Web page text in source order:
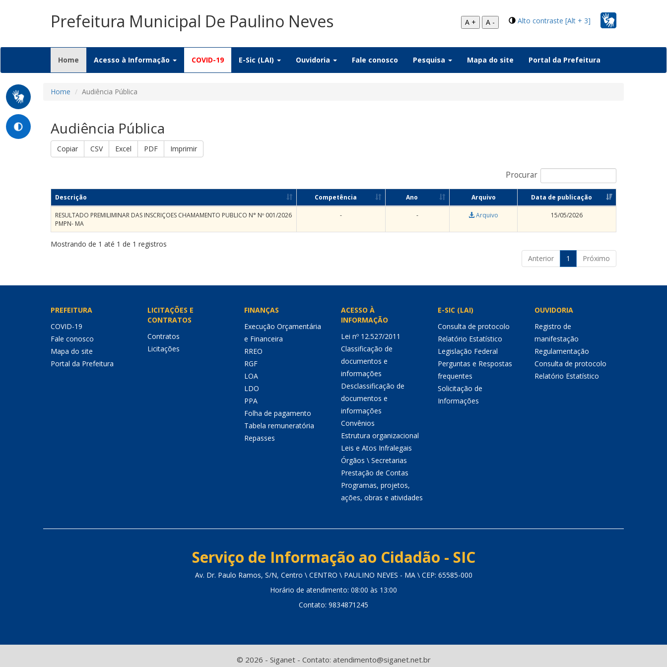
Prefeitura Municipal De Paulino Neves Alto contraste [Alt + 3]
A + A -
Home (current)
Acesso à Informação COVID-19 E-Sic (LAI) Ouvidoria Fale conosco Pesquisa Mapa do site Portal da Prefeitura
Home Audiência Pública
Audiência Pública
Copiar CSV Excel PDF Imprimir
Procurar
Descrição Competência Ano Arquivo Data de publicação
RESULTADO PREMILIMINAR DAS INSCRIÇOES CHAMAMENTO PUBLICO N° Nº 001/2026
PMPN- MA
- - Arquivo 15/05/2026
Mostrando de 1 até 1 de 1 registros
Anterior
1 Próximo
PREFEITURA
COVID-19
Fale conosco
Mapa do site
Portal da Prefeitura
LICITAÇÕES E
CONTRATOS
Contratos
Licitações
FINANÇAS
Execução Orçamentária
e Financeira
RREO
RGF
LOA
LDO
PPA
Folha de pagamento
Tabela remuneratória
Repasses
ACESSO À
INFORMAÇÃO
Lei nº 12.527/2011
Classificação de
documentos e
informações
Desclassificação de
documentos e
informações
Convênios
Estrutura organizacional
Leis e Atos Infralegais
Órgãos \ Secretarias
Prestação de Contas
Programas, projetos,
ações, obras e atividades
E-SIC (LAI)
Consulta de protocolo
Relatório Estatístico
Legislação Federal
Perguntas e Respostas
frequentes
Solicitação de
Informações
OUVIDORIA
Registro de
manifestação
Regulamentação
Consulta de protocolo
Relatório Estatístico
Serviço de Informação ao Cidadão - SIC
Av. Dr. Paulo Ramos, S/N, Centro \ CENTRO \ PAULINO NEVES - MA \ CEP: 65585-000
Horário de atendimento: 08:00 às 13:00
Contato: 9834871245
© 2026 - Siganet - Contato: atendimento@siganet.net.br